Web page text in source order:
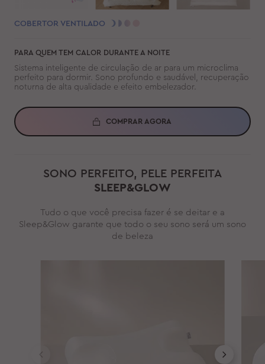
COBERTOR VENTILADO
PARA QUEM TEM CALOR DURANTE A NOITE
Sistema inteligente de circulação de ar para um microclima
perfeito para dormir. Sono profundo e saudável, recuperação
noturna de alta qualidade e efeito embelezador.
COMPRAR AGORA
SONO PERFEITO, PELE PERFEITA
SLEEP&GLOW
Tudo o que você precisa fazer é se deitar e a
Sleep&Glow garante que todo o seu sono será um sono
de beleza